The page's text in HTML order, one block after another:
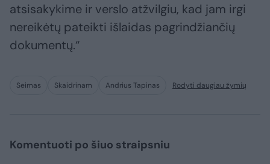
atsisakykime ir verslo atžvilgiu, kad jam irgi
nereikėtų pateikti išlaidas pagrindžiančių
dokumentų.“
Seimas Skaidrinam Andrius Tapinas Rodyti daugiau žymių
Komentuoti po šiuo straipsniu